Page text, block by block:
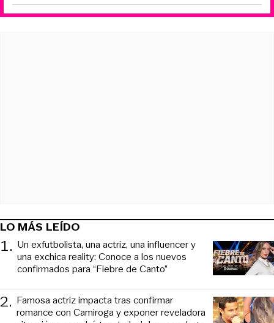
LO MÁS LEÍDO
1. Un exfutbolista, una actriz, una influencer y
una exchica reality: Conoce a los nuevos
confirmados para “Fiebre de Canto”
2. Famosa actriz impacta tras confirmar
romance con Camiroga y exponer reveladora